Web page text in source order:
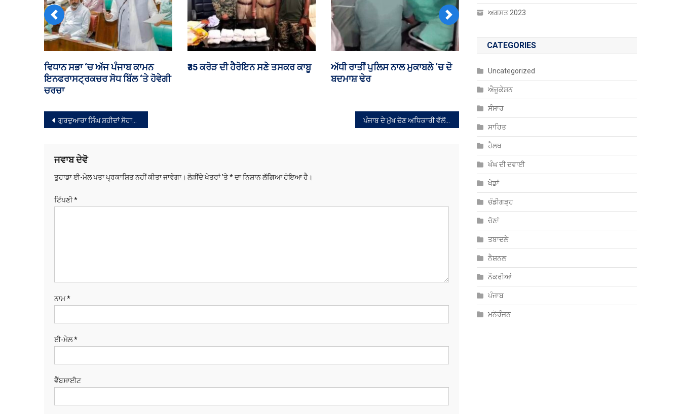
ਲੁਧਿਆਣਾ ‘ਚ ਕੁੜੀਆਂ ਕਰ ਰਹੀਆਂ ਨਸ਼ਾ
ਸਪਲਾਈ, ਵੀਡੀਓ ਆਇਆ ਸਾਹਮਣੇ
ਅੱਜ ਪੂਰੇ ਪੰਜਾਬ ‘ਚ ਹਲਕੇ ਤੋਂ
ਪੰਜਾਬ ਦੇ ਸਰਕਾਰੀ ਦਫ਼ਤਰਾਂ ‘ਚ ਅੱਜ
ਕੰਮਕਾਜ ਰਹੇਗਾ ਠੱਪ
Previous Next
ਸੰਪਾਦਨਾ
ਨੈਵੀਗੇਸ਼ਨ
ਤੁਹਾਡਾ ਈ-ਮੇਲ ਪਤਾ ਪ੍ਰਕਾਸ਼ਿਤ ਨਹੀਂ ਕੀਤਾ ਜਾਵੇਗਾ।
ਅਗਸਤ 2023
CATEGORIES
Uncategorized
ਐਜੂਕੇਸ਼ਨ
ਸੰਸਾਰ
ਸਾਹਿਤ
ਹੈਲਥ
ਖੰਘ ਦੀ ਦਵਾਈ
ਖੇਡਾਂ
ਚੰਡੀਗੜ੍ਹ
ਚੋਣਾਂ
ਤਬਾਦਲੇ
ਨੈਸ਼ਨਲ
ਨੌਕਰੀਆਂ
ਪੰਜਾਬ
ਮਨੋਰੰਜਨ